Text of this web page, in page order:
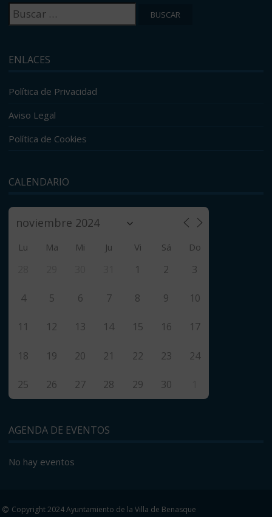
Buscar:
ENLACES
Política de Privacidad
Aviso Legal
Política de Cookies
CALENDARIO
Lu Ma Mi Ju Vi Sá Do
1 2 3
4 5 6 7 8 9 10
11 12 13 14 15 16 17
18 19 20 21 22 23 24
25 26 27 28 29 30
AGENDA DE EVENTOS
No hay eventos
Copyright 2024 Ayuntamiento de la Villa de Benasque